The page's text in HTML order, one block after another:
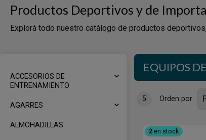
Productos Deportivos y de
Explorá todo nuestro catálogo de productos
ACCESORIOS DE
ENTRENAMIENTO
AGARRES
ALMOHADILLAS
EQUIPOS
5 Orden por
2en stock